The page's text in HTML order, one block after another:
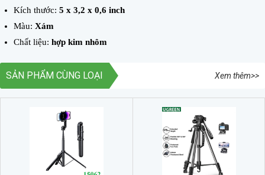
Kích thước: 5 x 3,2 x 0,6 inch
Màu: Xám
Chất liệu: hợp kim nhôm
Xem thêm>>
SẢN PHẨM CÙNG LOẠI